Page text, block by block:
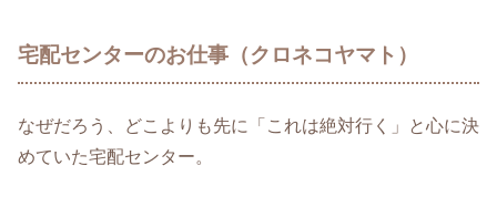
宅配センターのお仕事（クロネコヤマト）
なぜだろう、どこよりも先に「これは絶対行く」と心に決
めていた宅配センター。